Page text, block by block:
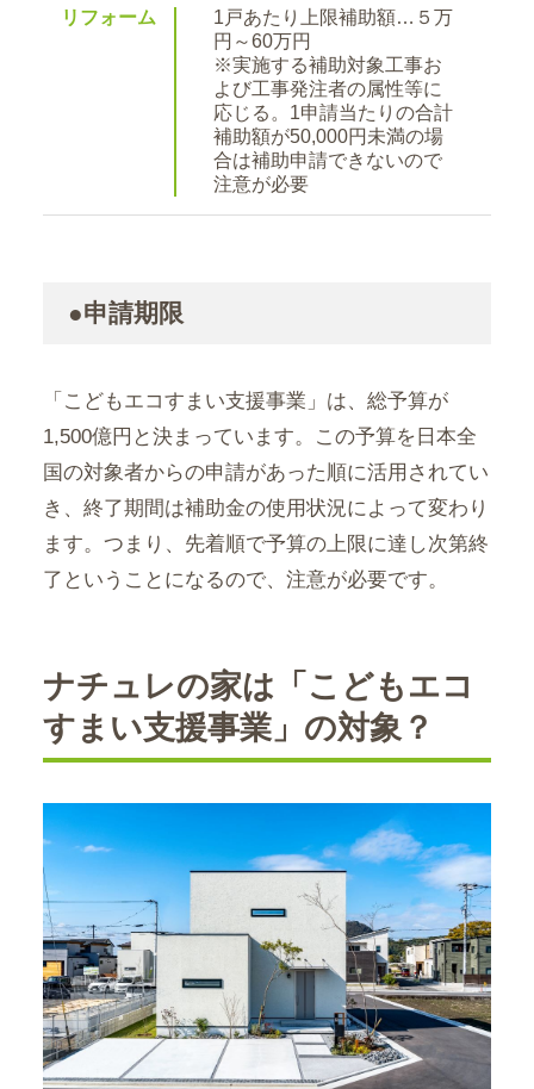
リフォーム
1戸あたり上限補助額…５万
円～60万円
※実施する補助対象工事お
よび工事発注者の属性等に
応じる。1申請当たりの合計
補助額が50,000円未満の場
合は補助申請できないので
注意が必要
●申請期限
「こどもエコすまい支援事業」は、総予算が
1,500億円と決まっています。この予算を日本全
国の対象者からの申請があった順に活用されてい
き、終了期間は補助金の使用状況によって変わり
ます。つまり、先着順で予算の上限に達し次第終
了ということになるので、注意が必要です。
ナチュレの家は「こどもエコ
すまい支援事業」の対象？